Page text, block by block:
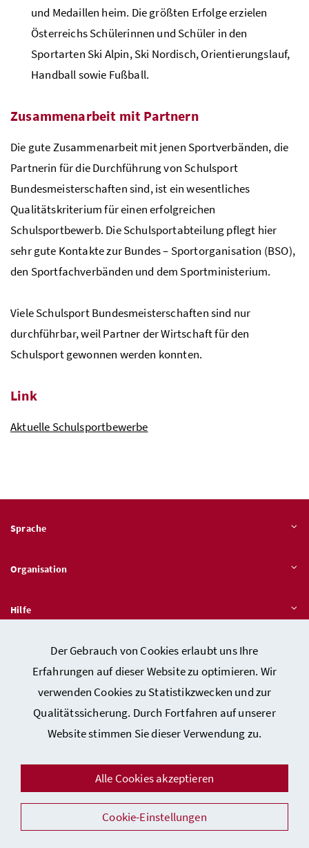
Der Gebrauch von Cookies erlaubt uns Ihre
Erfahrungen auf dieser Website zu optimieren. Wir
verwenden Cookies zu Statistikzwecken und zur
Qualitätssicherung. Durch Fortfahren auf unserer
Website stimmen Sie dieser Verwendung zu.
Alle Cookies akzeptieren
Cookie-Einstellungen
und Medaillen heim. Die größten Erfolge erzielen
Österreichs Schülerinnen und Schüler in den
Sportarten Ski Alpin, Ski Nordisch, Orientierungslauf,
Handball sowie Fußball.
Zusammenarbeit mit Partnern
Die gute Zusammenarbeit mit jenen Sportverbänden, die
Partnerin für die Durchführung von Schulsport
Bundesmeisterschaften sind, ist ein wesentliches
Qualitätskriterium für einen erfolgreichen
Schulsportbewerb. Die Schulsportabteilung pflegt hier
sehr gute Kontakte zur Bundes – Sportorganisation (BSO),
den Sportfachverbänden und dem Sportministerium.
Viele Schulsport Bundesmeisterschaften sind nur
durchführbar, weil Partner der Wirtschaft für den
Schulsport gewonnen werden konnten.
Link
Aktuelle Schulsportbewerbe
Sprache
Organisation
Hilfe
Quicklinks
Datenschutz
Sicherheit